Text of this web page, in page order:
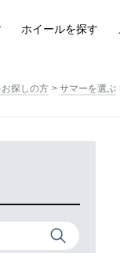
ホイールを探す
探しの方 サマーを選ぶ